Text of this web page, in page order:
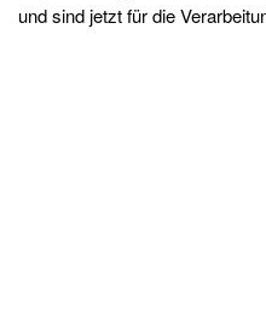
und sind jetzt für die